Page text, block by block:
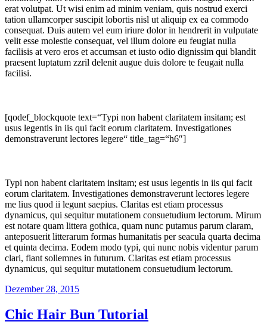
erat volutpat. Ut wisi enim ad minim veniam, quis nostrud exerci
tation ullamcorper suscipit lobortis nisl ut aliquip ex ea commodo
consequat. Duis autem vel eum iriure dolor in hendrerit in vulputate
velit esse molestie consequat, vel illum dolore eu feugiat nulla
facilisis at vero eros et accumsan et iusto odio dignissim qui blandit
praesent luptatum zzril delenit augue duis dolore te feugait nulla
facilisi.
[qodef_blockquote text=“Typi non habent claritatem insitam; est
usus legentis in iis qui facit eorum claritatem. Investigationes
demonstraverunt lectores legere“ title_tag=“h6″]
Typi non habent claritatem insitam; est usus legentis in iis qui facit
eorum claritatem. Investigationes demonstraverunt lectores legere
me lius quod ii legunt saepius. Claritas est etiam processus
dynamicus, qui sequitur mutationem consuetudium lectorum. Mirum
est notare quam littera gothica, quam nunc putamus parum claram,
anteposuerit litterarum formas humanitatis per seacula quarta decima
et quinta decima. Eodem modo typi, qui nunc nobis videntur parum
clari, fiant sollemnes in futurum. Claritas est etiam processus
dynamicus, qui sequitur mutationem consuetudium lectorum.
Veröffentlicht
Dezember 28, 2015
Chic Hair Bun Tutorial